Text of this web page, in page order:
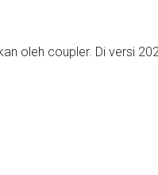
oleh coupler. Di versi